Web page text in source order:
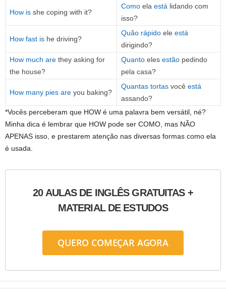
How is she coping with it?
Como ela está lidando com
isso?
How fast is he driving?
Quão rápido ele está
dirigindo?
How much are they asking for
the house?
Quanto eles estão pedindo
pela casa?
How many pies are you baking?
Quantas tortas você está
assando?
*Vocês perceberam que HOW é uma palavra bem versátil, né?
Minha dica é lembrar que HOW pode ser COMO, mas NÃO
APENAS isso, e prestarem atenção nas diversas formas como ela
é usada.
20 AULAS DE INGLÊS GRATUITAS +
MATERIAL DE ESTUDOS
QUERO COMEÇAR AGORA